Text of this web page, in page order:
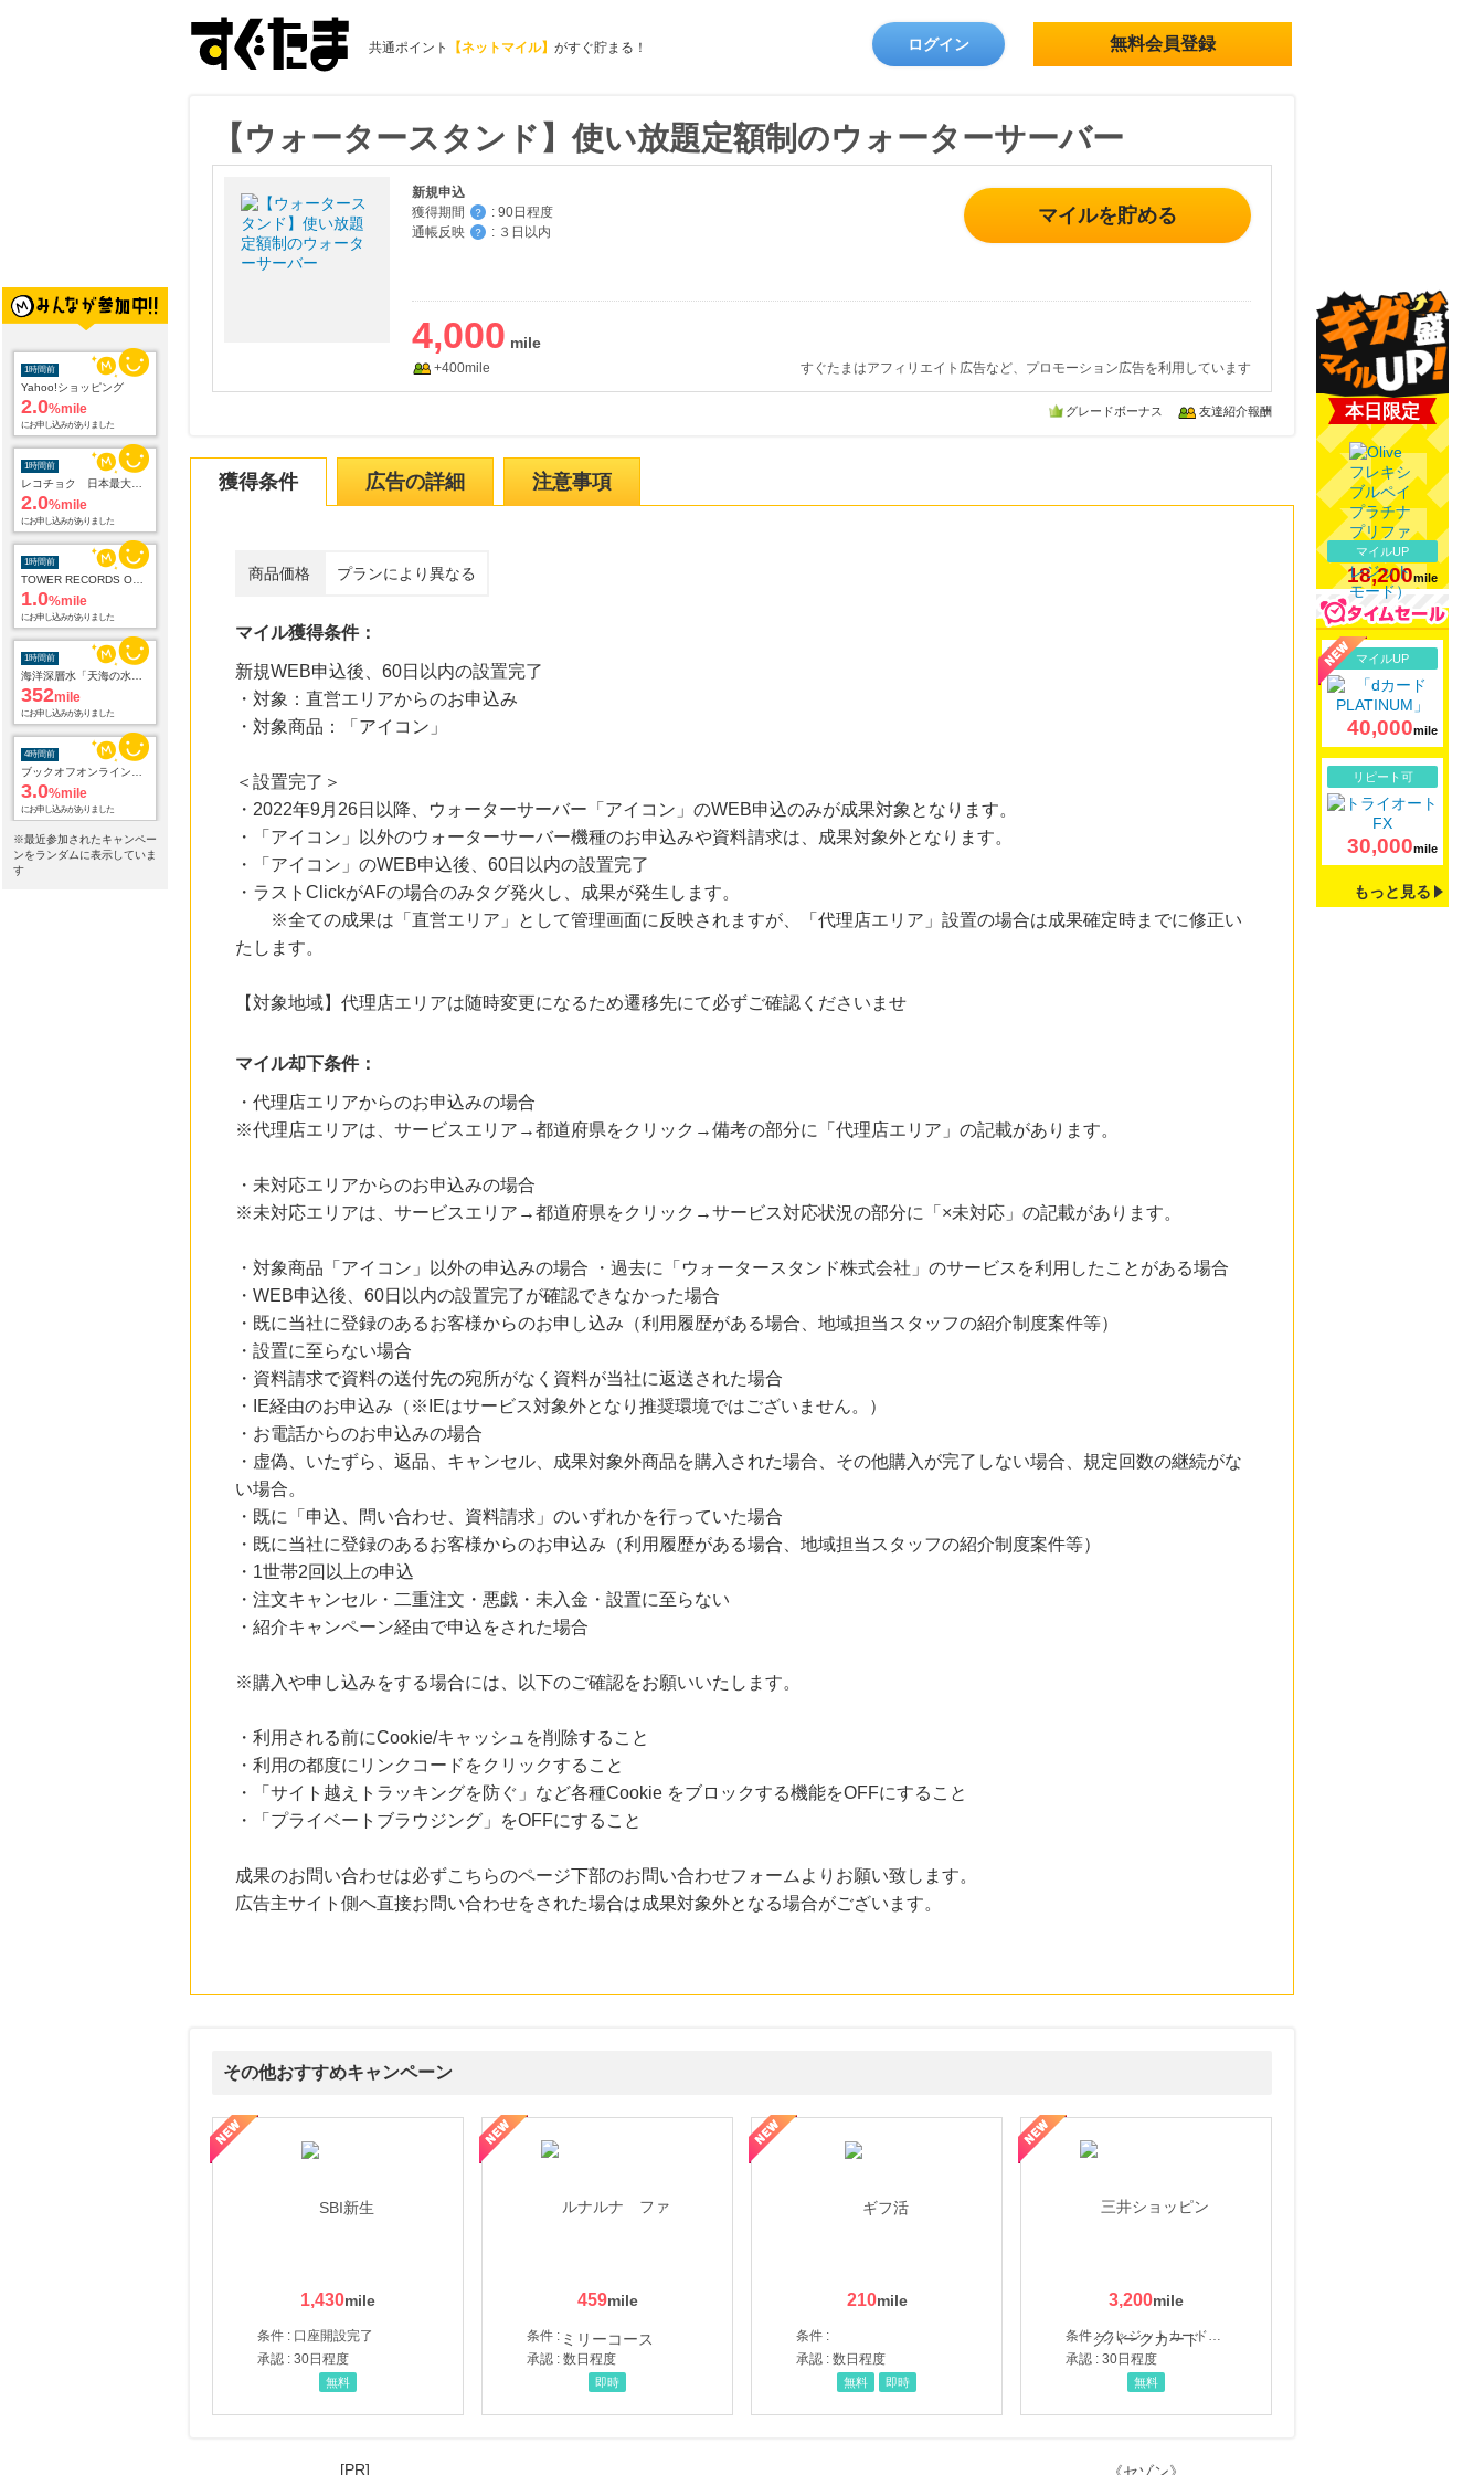
共通ポイント 【ネットマイル】 がすぐ貯まる！ ログイン 無料会員登録
1時間前
Yahoo!ショッピング
2.0%mile
にお申し込みがありました
1時間前
2.0%mile
にお申し込みがありました
1時間前
1.0%mile
にお申し込みがありました
1時間前
352mile
にお申し込みがありました
4時間前
3.0%mile
にお申し込みがありました
10時間前
Sony Music Shop
※最近参加されたキャンペー
ンをランダムに表示していま
す
【ウォータースタンド】使い放題定額制のウォーターサーバー
新規申込
獲得期間
？ : 90日程度
通帳反映
？ : ３日以内
マイルを貯める
4,000
+400mile すぐたまはアフィリエイト広告など、プロモーション広告を利用しています
グレードボーナス 友達紹介報酬
獲得条件 広告の詳細 注意事項
商品価格 プランにより異なる
マイル獲得条件：
新規WEB申込後、60日以内の設置完了
・対象：直営エリアからのお申込み
・対象商品：「アイコン」
＜設置完了＞
・2022年9月26日以降、ウォーターサーバー「アイコン」のWEB申込のみが成果対象となります。
・「アイコン」以外のウォーターサーバー機種のお申込みや資料請求は、成果対象外となります。
・「アイコン」のWEB申込後、60日以内の設置完了
・ラストClickがAFの場合のみタグ発火し、成果が発生します。
※全ての成果は「直営エリア」として管理画面に反映されますが、「代理店エリア」設置の場合は成果確定時までに修正い
たします。
【対象地域】代理店エリアは随時変更になるため遷移先にて必ずご確認くださいませ
マイル却下条件：
・代理店エリアからのお申込みの場合
※代理店エリアは、サービスエリア→都道府県をクリック→備考の部分に「代理店エリア」の記載があります。
・未対応エリアからのお申込みの場合
※未対応エリアは、サービスエリア→都道府県をクリック→サービス対応状況の部分に「×未対応」の記載があります。
・対象商品「アイコン」以外の申込みの場合 ・過去に「ウォータースタンド株式会社」のサービスを利用したことがある場合
・WEB申込後、60日以内の設置完了が確認できなかった場合
・既に当社に登録のあるお客様からのお申し込み（利用履歴がある場合、地域担当スタッフの紹介制度案件等）
・設置に至らない場合
・資料請求で資料の送付先の宛所がなく資料が当社に返送された場合
・IE経由のお申込み（※IEはサービス対象外となり推奨環境ではございません。）
・お電話からのお申込みの場合
・虚偽、いたずら、返品、キャンセル、成果対象外商品を購入された場合、その他購入が完了しない場合、規定回数の継続がな
い場合。
・既に「申込、問い合わせ、資料請求」のいずれかを行っていた場合
・既に当社に登録のあるお客様からのお申込み（利用履歴がある場合、地域担当スタッフの紹介制度案件等）
・1世帯2回以上の申込
・注文キャンセル・二重注文・悪戯・未入金・設置に至らない
・紹介キャンペーン経由で申込をされた場合
※購入や申し込みをする場合には、以下のご確認をお願いいたします。
・利用される前にCookie/キャッシュを削除すること
・利用の都度にリンクコードをクリックすること
・「サイト越えトラッキングを防ぐ」など各種Cookie をブロックする機能をOFFにすること
・「プライベートブラウジング」をOFFにすること
成果のお問い合わせは必ずこちらのページ下部のお問い合わせフォームよりお願い致します。
広告主サイト側へ直接お問い合わせをされた場合は成果対象外となる場合がございます。
その他おすすめキャンペーン
1,430
条件 : 口座開設完了
承認 : 30日程度
無料
459
条件 :
承認 : 数日程度
即時
210
条件 :
承認 : 数日程度
無料 即時
3,200
条件 : クレジットカード申込・発券
承認 : 30日程度
三井ショッピングパークカード《セゾン》
無料
本日限定
マイルUP
18,200mile
マイルUP
40,000mile
リピート可
30,000mile
もっと見る
[PR]